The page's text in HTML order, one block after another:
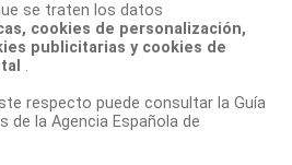
se traten los datos
cookies de personalización,
publicitarias y cookies de
.
respecto puede consultar la Guía
de la Agencia Española de